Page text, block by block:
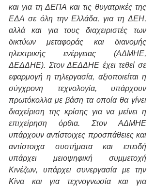
και για τη ΔΕΠΑ και τις θυγατρικές της
ΕΔΑ σε όλη την Ελλάδα, για τη ΔΕΗ,
αλλά και για τους διαχειριστές των
δικτύων μεταφοράς και διανομής
ηλεκτρικής ενέργειας (ΑΔΜΗΕ,
ΔΕΔΔΗΕ). Στον ΔΕΔΔΗΕ έχει τεθεί σε
εφαρμογή η τηλεργασία, αξιοποιείται η
σύγχρονη τεχνολογία, υπάρχουν
πρωτόκολλα με βάση τα οποία θα γίνει
διαχείριση της κρίσης για να μείνει η
επιχείρηση όρθια. Στον ΑΔΜΗΕ
υπάρχουν αντίστοιχες προσπάθειες και
αντίστοιχα συστήματα και επειδή
υπάρχει μειοψηφική συμμετοχή
Κινέζων, υπάρχει συνεργασία με την
Κίνα και για τεχνογνωσία και για